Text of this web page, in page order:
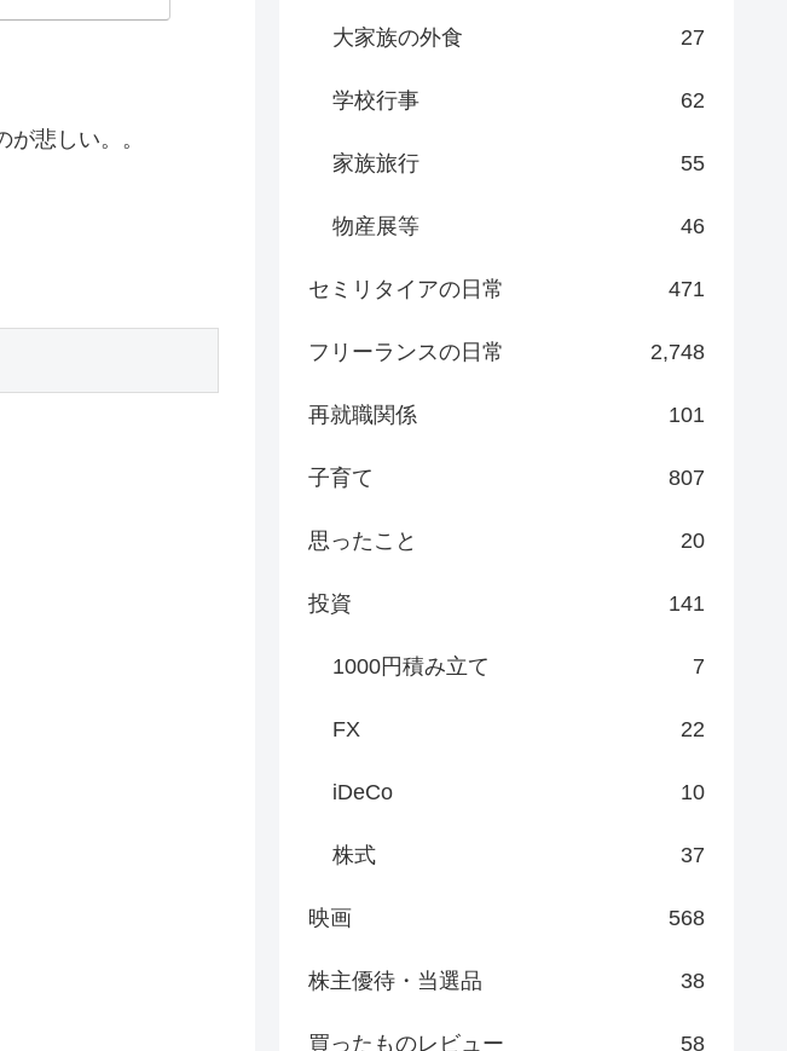
悲しい。。
大家族の外食 27
学校行事 62
家族旅行 55
物産展等 46
セミリタイアの日常 471
フリーランスの日常 2,748
再就職関係 101
子育て 807
思ったこと 20
投資 141
1000円積み立て 7
FX 22
iDeCo 10
株式 37
映画 568
株主優待・当選品 38
買ったものレビュー 58